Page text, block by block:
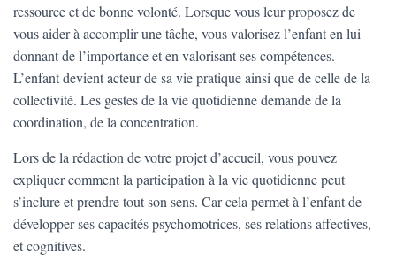
ressource et de bonne volonté. Lorsque vous leur proposez de
vous aider à accomplir une tâche, vous valorisez l’enfant en lui
donnant de l’importance et en valorisant ses compétences.
L’enfant devient acteur de sa vie pratique ainsi que de celle de la
collectivité. Les gestes de la vie quotidienne demande de la
coordination, de la concentration.
Lors de la rédaction de votre projet d’accueil, vous pouvez
expliquer comment la participation à la vie quotidienne peut
s’inclure et prendre tout son sens. Car cela permet à l’enfant de
développer ses capacités psychomotrices, ses relations affectives,
et cognitives.